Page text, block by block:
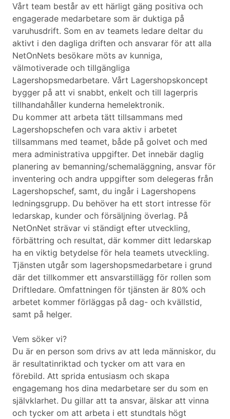
Vårt team består av ett härligt gäng positiva och
engagerade medarbetare som är duktiga på
varuhusdrift. Som en av teamets ledare deltar du
aktivt i den dagliga driften och ansvarar för att alla
NetOnNets besökare möts av kunniga,
välmotiverade och tillgängliga
Lagershopsmedarbetare. Vårt Lagershopskoncept
bygger på att vi snabbt, enkelt och till lagerpris
tillhandahåller kunderna hemelektronik.
Du kommer att arbeta tätt tillsammans med
Lagershopschefen och vara aktiv i arbetet
tillsammans med teamet, både på golvet och med
mera administrativa uppgifter. Det innebär daglig
planering av bemanning/schemaläggning, ansvar för
inventering och andra uppgifter som delegeras från
Lagershopschef, samt, du ingår i Lagershopens
ledningsgrupp. Du behöver ha ett stort intresse för
ledarskap, kunder och försäljning överlag. På
NetOnNet strävar vi ständigt efter utveckling,
förbättring och resultat, där kommer ditt ledarskap
ha en viktig betydelse för hela teamets utveckling.
Tjänsten utgår som lagershopsmedarbetare i grund
där det tillkommer ett ansvarstillägg för rollen som
Driftledare. Omfattningen för tjänsten är 80% och
arbetet kommer förläggas på dag- och kvällstid,
samt på helger.
Vem söker vi?
Du är en person som drivs av att leda människor, du
är resultatinriktad och tycker om att vara en
förebild. Att sprida entusiasm och skapa
engagemang hos dina medarbetare ser du som en
självklarhet. Du gillar att ta ansvar, älskar att vinna
och tycker om att arbeta i ett stundtals högt